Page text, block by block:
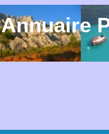
Annuaire